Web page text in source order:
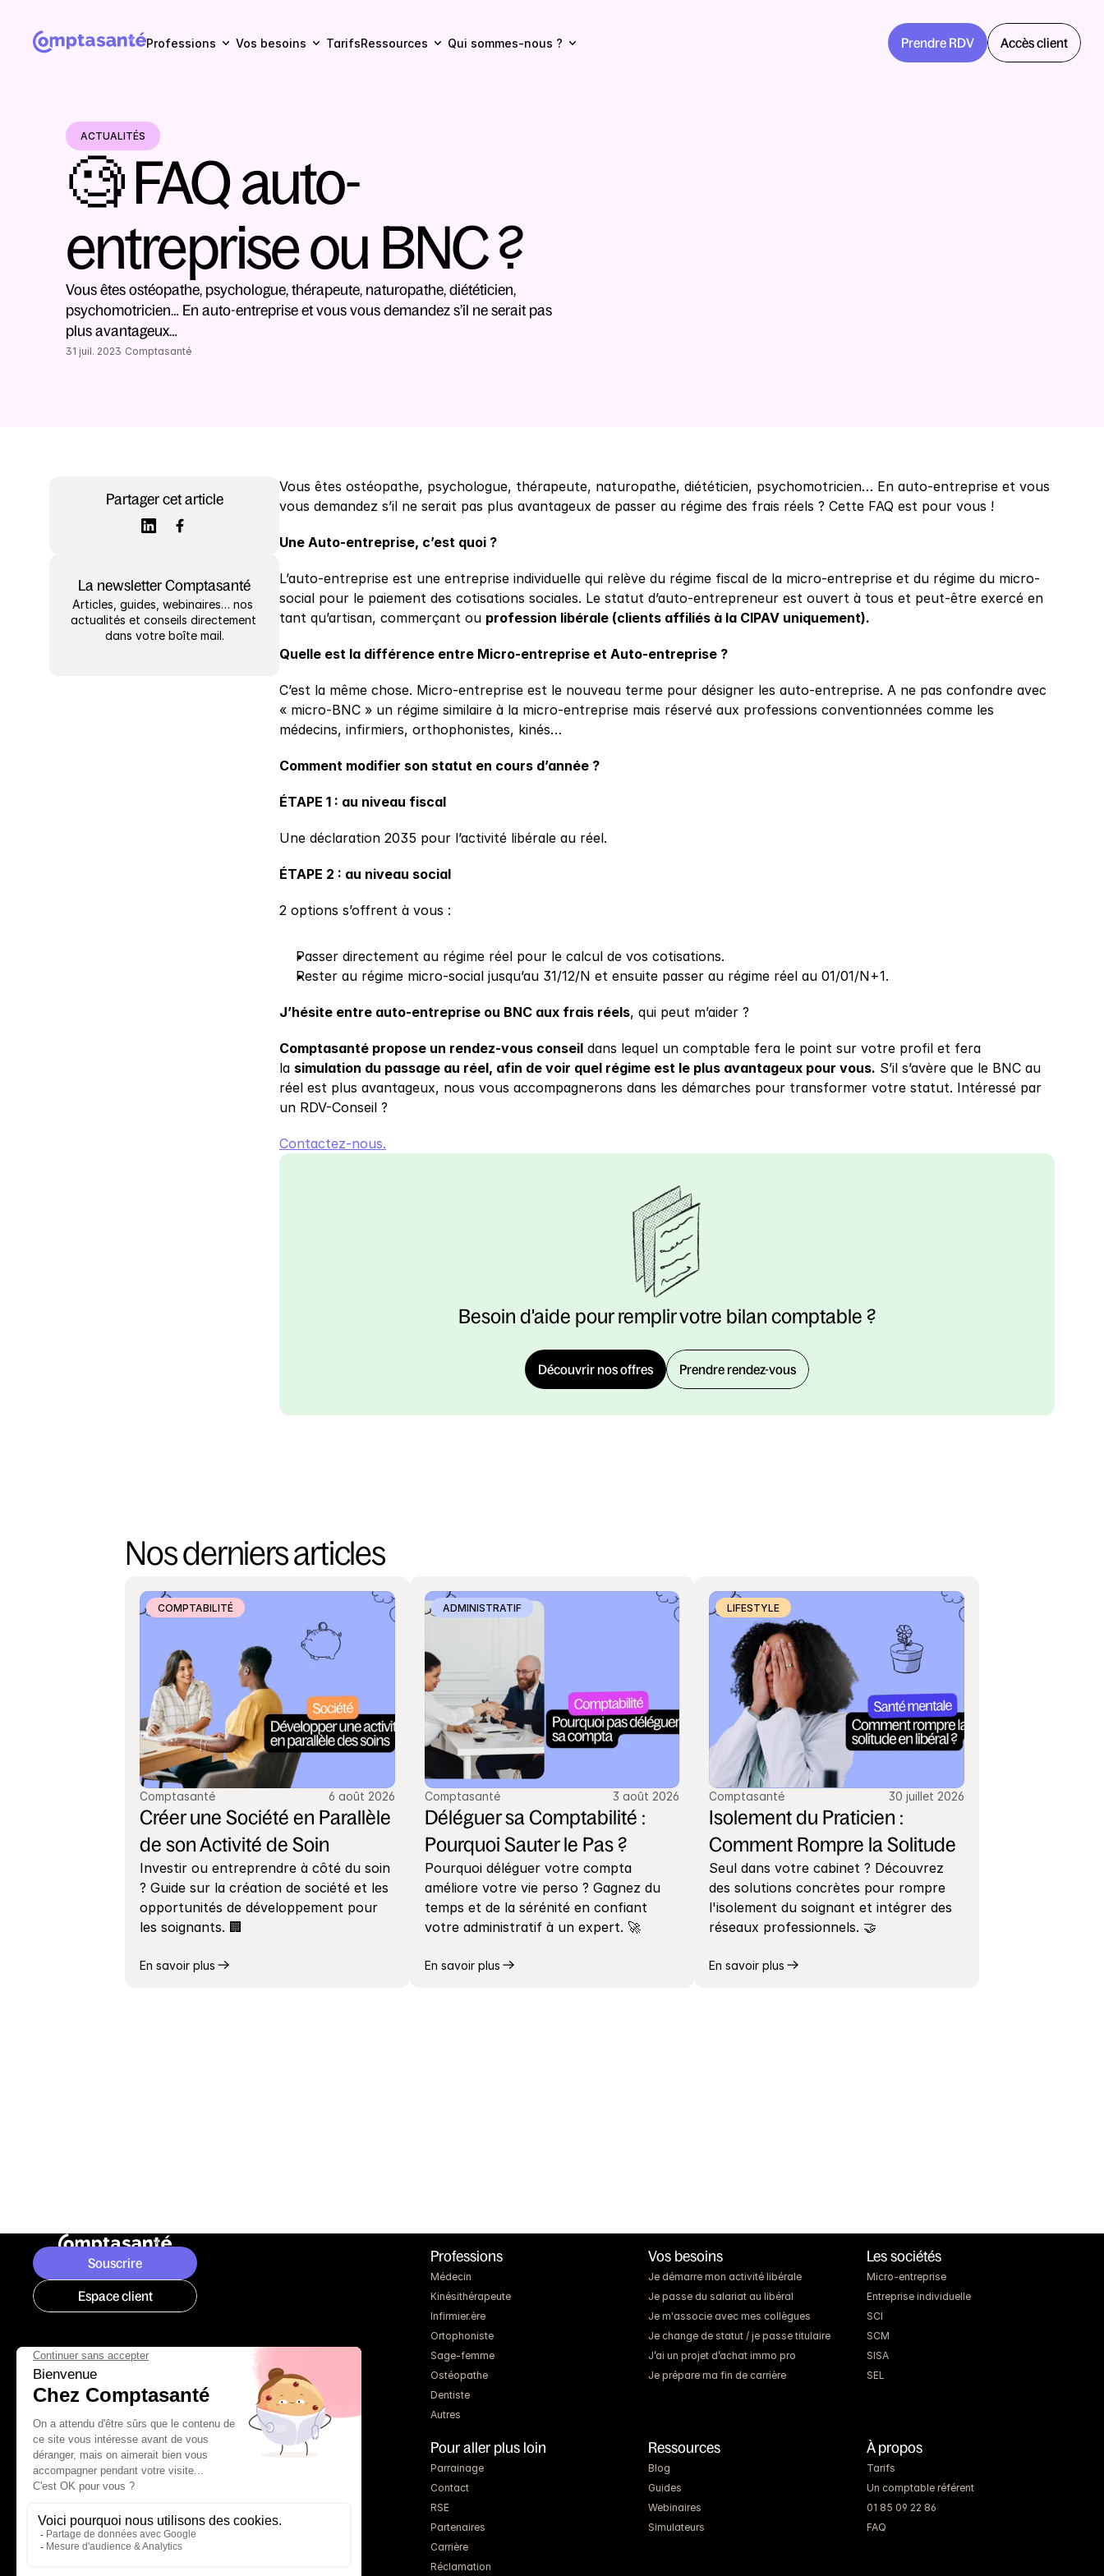
Professions Vos besoins TarifsRessources Qui sommes-nous ? Prendre RDV Accès client
ACTUALITÉS
🧐 FAQ auto-
entreprise ou BNC ?
Vous êtes ostéopathe, psychologue, thérapeute, naturopathe, diététicien,
psychomotricien… En auto-entreprise et vous vous demandez s’il ne serait pas
plus avantageux…
31 juil. 2023 Comptasanté
Partager cet article
La newsletter Comptasanté
Articles, guides, webinaires… nos
actualités et conseils directement
dans votre boîte mail.
Vous êtes ostéopathe, psychologue, thérapeute, naturopathe, diététicien, psychomotricien… En auto-entreprise et vous
vous demandez s’il ne serait pas plus avantageux de passer au régime des frais réels ? Cette FAQ est pour vous !
Une Auto-entreprise, c’est quoi ?
L’auto-entreprise est une entreprise individuelle qui relève du régime fiscal de la micro-entreprise et du régime du micro-
social pour le paiement des cotisations sociales. Le statut d’auto-entrepreneur est ouvert à tous et peut-être exercé en
tant qu’artisan, commerçant ou profession libérale (clients affiliés à la CIPAV uniquement).
Quelle est la différence entre Micro-entreprise et Auto-entreprise ?
C’est la même chose. Micro-entreprise est le nouveau terme pour désigner les auto-entreprise. A ne pas confondre avec
« micro-BNC » un régime similaire à la micro-entreprise mais réservé aux professions conventionnées comme les
médecins, infirmiers, orthophonistes, kinés…
Comment modifier son statut en cours d’année ?
É﻿TAPE 1 : au niveau fiscal
Une déclaration 2035 pour l’activité libérale au réel.
ÉTAPE 2 : au niveau social
2 options s’offrent à vous :
Passer directement au régime réel pour le calcul de vos cotisations.
Rester au régime micro-social jusqu’au 31/12/N et ensuite passer au régime réel au 01/01/N+1.
J’hésite entre auto-entreprise ou BNC aux frais réels, qui peut m’aider ?
Comptasanté propose un rendez-vous conseil dans lequel un comptable fera le point sur votre profil et fera
la simulation du passage au réel, afin de voir quel régime est le plus avantageux pour vous. S’il s’avère que le BNC au
réel est plus avantageux, nous vous accompagnerons dans les démarches pour transformer votre statut. Intéressé par
un RDV-Conseil ?
Contactez-nous.
Besoin d'aide pour remplir votre bilan comptable ?
Découvrir nos offres Prendre rendez-vous
Nos derniers articles
COMPTABILITÉ
Comptasanté 6 août 2026
Créer une Société en Parallèle
de son Activité de Soin
Investir ou entreprendre à côté du soin
? Guide sur la création de société et les
opportunités de développement pour
les soignants. 🏢
En savoir plus
ADMINISTRATIF
Comptasanté 3 août 2026
Déléguer sa Comptabilité :
Pourquoi Sauter le Pas ?
Pourquoi déléguer votre compta
améliore votre vie perso ? Gagnez du
temps et de la sérénité en confiant
votre administratif à un expert. 🚀
En savoir plus
LIFESTYLE
Comptasanté 30 juillet 2026
Isolement du Praticien :
Comment Rompre la Solitude
Seul dans votre cabinet ? Découvrez
des solutions concrètes pour rompre
l'isolement du soignant et intégrer des
réseaux professionnels. 🤝
En savoir plus
Souscrire
Espace client
Professions
Médecin
Kinésithérapeute
Infirmier.ère
Ortophoniste
Sage-femme
Ostéopathe
Dentiste
Autres
Vos besoins
Je démarre mon activité libérale
Je passe du salariat au libéral
Je m'associe avec mes collègues
Je change de statut / je passe titulaire
J’ai un projet d’achat immo pro
Je prépare ma fin de carrière
Les sociétés
Micro-entreprise
Entreprise individuelle
SCI
SCM
SISA
SEL
Pour aller plus loin
Parrainage
Contact
RSE
Partenaires
Carrière
Réclamation
Ressources
Blog
Guides
Webinaires
Simulateurs
À propos
Tarifs
Un comptable référent
01 85 09 22 86
FAQ